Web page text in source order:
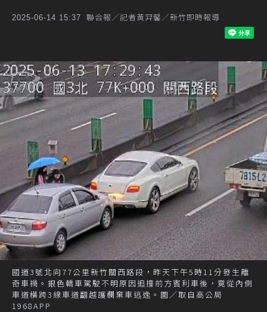
2025-06-14 15:37 聯合報／記者黃羿馨／新竹即時報導
國道3號北向77公里新竹關西路段，昨天下午5時11分發生離
奇車禍。銀色轎車駕駛不明原因追撞前方賓利車後，竟從內側
車道橫跨3線車道翻越護欄棄車逃逸。圖／取自高公局
1968APP